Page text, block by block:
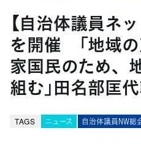
【自治体議員ネ
を開催 「地域
家国民のため、
組む」田名部匡
TAGS ニュース 自治体議員NW総